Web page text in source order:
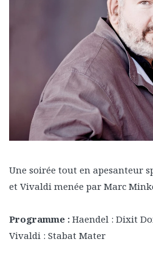
Une soirée tout en apesanteur
et Vivaldi menée par Marc
Programme : Haendel : Dixit
Vivaldi : Stabat Mater